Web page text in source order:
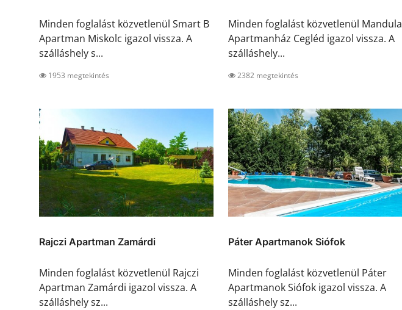
Minden foglalást közvetlenül Smart B
Apartman Miskolc igazol vissza. A
szálláshely s...
1953 megtekintés
Minden foglalást közvetlenül Mandula
Apartmanház Cegléd igazol vissza. A
szálláshely...
2382 megtekintés
Rajczi Apartman Zamárdi
Minden foglalást közvetlenül Rajczi
Apartman Zamárdi igazol vissza. A
szálláshely sz...
Páter Apartmanok Siófok
Minden foglalást közvetlenül Páter
Apartmanok Siófok igazol vissza. A
szálláshely sz...